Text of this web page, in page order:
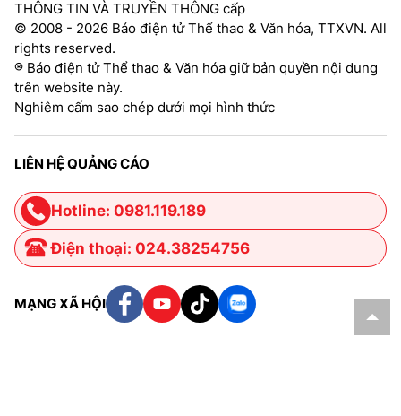
THÔNG TIN VÀ TRUYỀN THÔNG cấp
© 2008 - 2026 Báo điện tử Thể thao & Văn hóa, TTXVN. All
rights reserved.
® Báo điện tử Thể thao & Văn hóa giữ bản quyền nội dung
trên website này.
Nghiêm cấm sao chép dưới mọi hình thức
LIÊN HỆ QUẢNG CÁO
Hotline: 0981.119.189
Điện thoại: 024.38254756
MẠNG XÃ HỘI